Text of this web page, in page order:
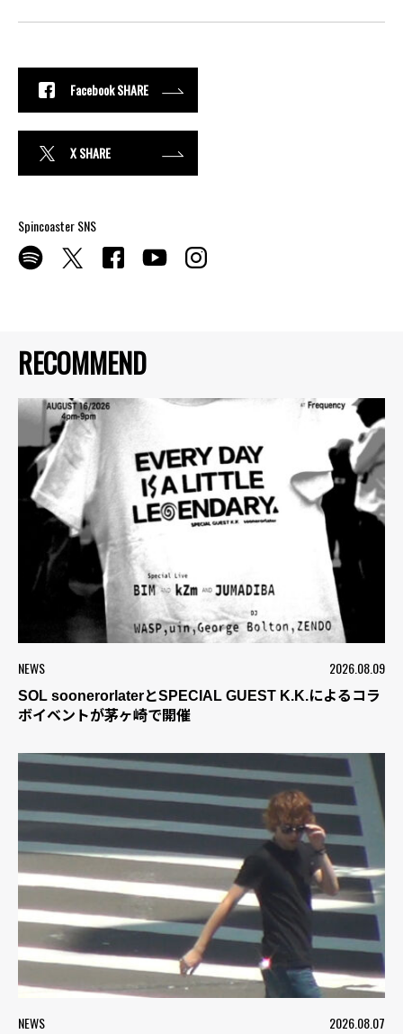
RECOMMEND
NEWS 2026.08.09
SOL soonerorlaterとSPECIAL GUEST K.K.によるコラ
ボイベントが茅ヶ崎で開催
NEWS 2026.08.07
Facebook SHARE
X SHARE
Spincoaster SNS